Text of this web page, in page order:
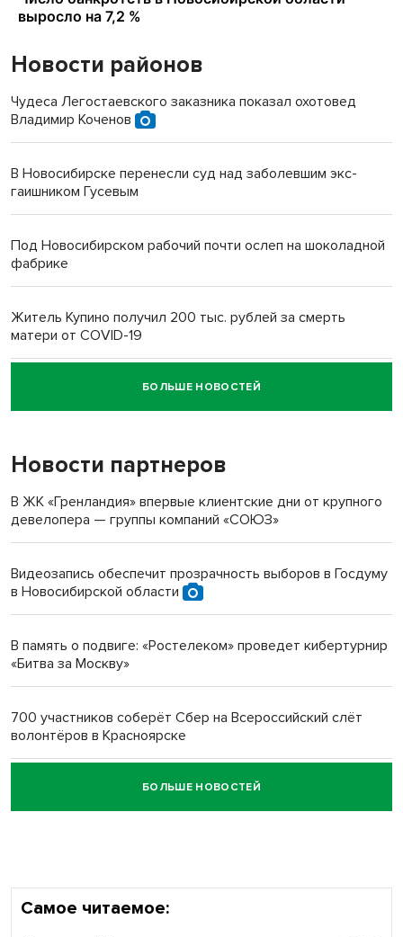
Новости районов
Чудеса Легостаевского заказника показал охотовед
Владимир Коченов
В Новосибирске перенесли суд над заболевшим экс-
гаишником Гусевым
Под Новосибирском рабочий почти ослеп на шоколадной
фабрике
Житель Купино получил 200 тыс. рублей за смерть
матери от COVID-19
Новосибирский суд наказал водителя за смерть
пенсионерки на вокзале
«Мы живём на пастбище!»: в новосибирском селе лошади
терроризируют жителей
Новосибирский преподаватель с женой вошли в топ-16
БОЛЬШЕ НОВОСТЕЙ
Новости партнеров
В ЖК «Гренландия» впервые клиентские дни от крупного
девелопера — группы компаний «СОЮЗ»
Видеозапись обеспечит прозрачность выборов в Госдуму
в Новосибирской области
В память о подвиге: «Ростелеком» проведет кибертурнир
«Битва за Москву»
700 участников соберёт Сбер на Всероссийский слёт
волонтёров в Красноярске
Честный выбор: видеонаблюдение обеспечит
объективность результатов ЕДГ в Новосибирской
БОЛЬШЕ НОВОСТЕЙ
Самое читаемое: